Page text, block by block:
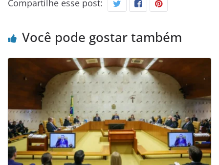
Compartilhe esse post:
Você pode gostar também